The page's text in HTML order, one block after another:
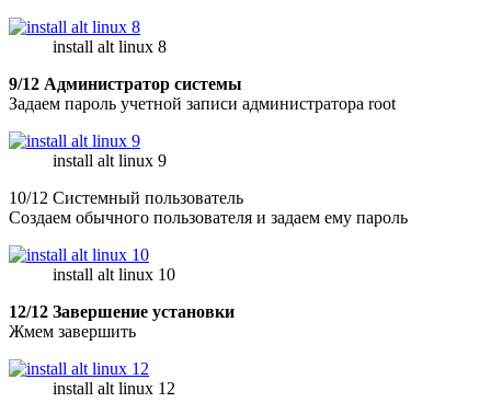
install alt linux 8
9/12 Администратор системы
Задаем пароль учетной записи администратора root
install alt linux 9
10/12 Системный пользователь
Создаем обычного пользователя и задаем ему пароль
install alt linux 10
12/12 Завершение установки
Жмем завершить
install alt linux 12